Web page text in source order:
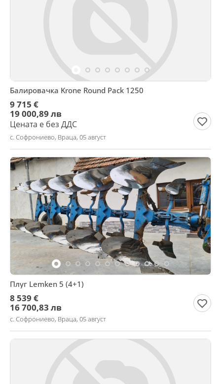
Балировачка Krone Round Pack 1250
9 715 €
19 000,89 лв
Цената е без ДДС
с. Софрониево, Враца, 05 август
Плуг Lemken 5 (4+1)
8 539 €
16 700,83 лв
с. Софрониево, Враца, 05 август